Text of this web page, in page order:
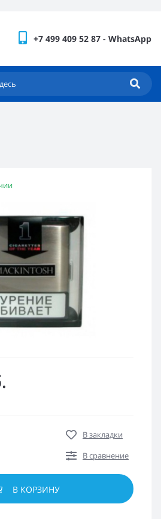
+7 499 409 52 87 - WhatsApp
В закладки
В сравнение
В КОРЗИНУ